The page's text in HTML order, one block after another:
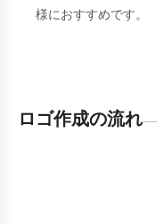
様におすすめです。
ロゴ作成の流れ